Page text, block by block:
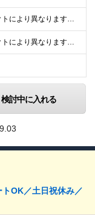
配属組織や担当プロジェクトにより異なります。 想定年収：450万円～1100万円 ※ご経験やスキルに応じて決定します。 ※上記想定年収はあくまでも目安の金額であり、 選考を通じて上下する可能性があ
配属組織や担当プロジェクトにより異なります。 ◆新潟本社 新潟県新潟市江南区亀田工業団地3丁目1番1号 ◆東京オフィス 東京都中央区入船3丁目3番8号 ヒューリック築地イーストビル 東京オフィス
検討中に入れる
OK／土日祝休み／